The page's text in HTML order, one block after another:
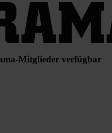
Mitglieder verfügbar